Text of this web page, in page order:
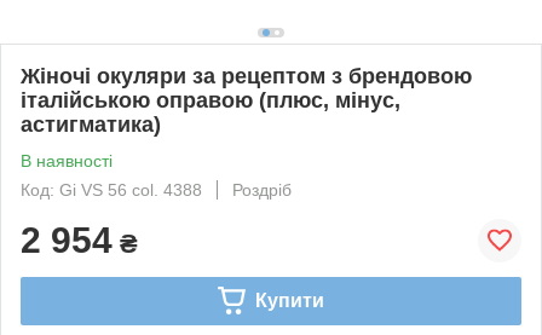
Жіночі окуляри за рецептом з брендовою
італійською оправою (плюс, мінус,
астигматика)
В наявності
Код: Gi VS 56 col. 4388
Роздріб
2 954 ₴
Купити